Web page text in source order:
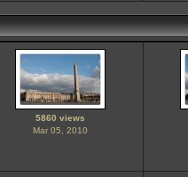
5860 views
Mar 05, 2010